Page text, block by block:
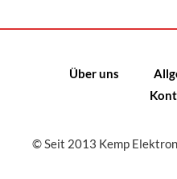
Über uns
© Seit 2013 Kemp